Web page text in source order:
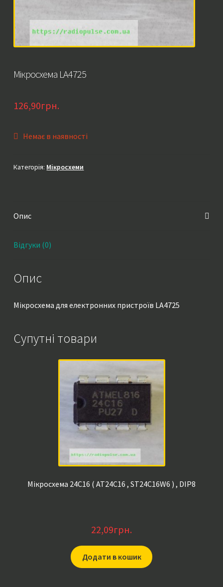
Мікросхема LA4725
126,90грн.
Немає в наявності
Категорія: Мікросхеми
Опис
Відгуки (0)
Опис
Мікросхема для електронних пристроїв LA4725
Супутні товари
Мікросхема 24C16 ( AT24C16 , ST24C16W6 ) , DIP8
22,09грн.
Додати в кошик